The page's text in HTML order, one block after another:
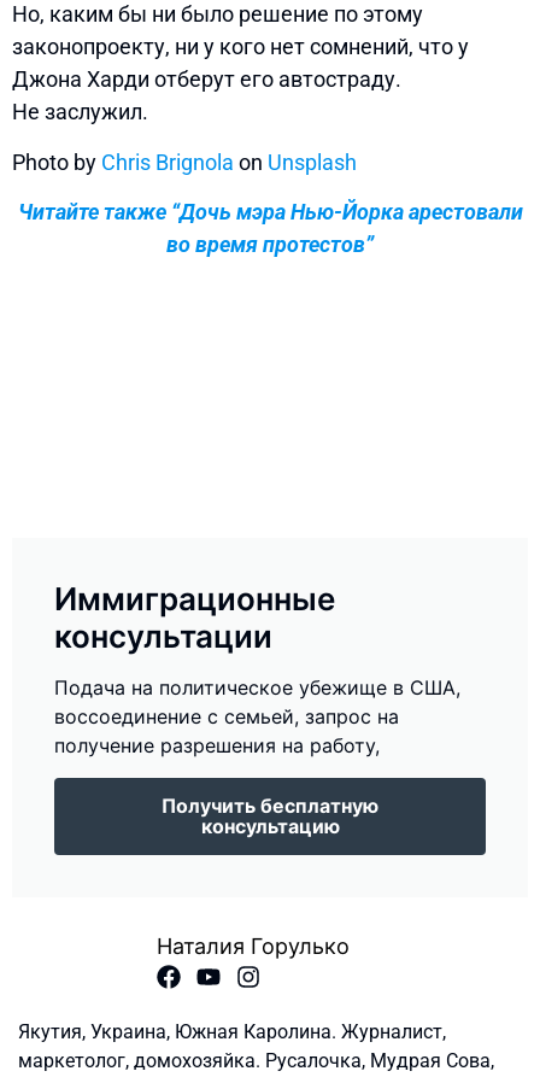
Но, каким бы ни было решение по этому
законопроекту, ни у кого нет сомнений, что у
Джона Харди отберут его автостраду.
Не заслужил.
Photo by Chris Brignola on Unsplash
Читайте также “Дочь мэра Нью-Йорка арестовали
во время протестов”
Иммиграционные
консультации
Подача на политическое убежище в США,
воссоединение с семьей, запрос на
получение разрешения на работу,
Получить бесплатную
консультацию
Наталия Горулько
Якутия, Украина, Южная Каролина. Журналист,
маркетолог, домохозяйка. Русалочка, Мудрая Сова,